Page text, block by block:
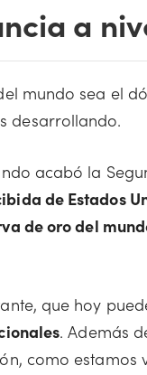
a
mundo sea el
desarrollando.
acabó la
de Estados
de oro del
que hoy
. Además
como estamos